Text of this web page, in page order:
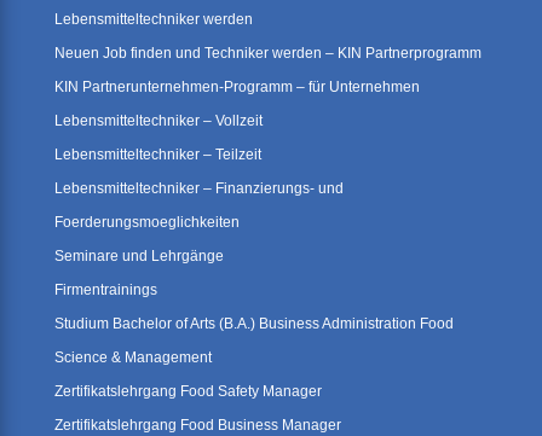
Lebensmitteltechniker werden
Neuen Job finden und Techniker werden – KIN Partnerprogramm
KIN Partnerunternehmen-Programm – für Unternehmen
Lebensmitteltechniker – Vollzeit
Lebensmitteltechniker – Teilzeit
Lebensmitteltechniker – Finanzierungs- und
Foerderungsmoeglichkeiten
Seminare und Lehrgänge
Firmentrainings
Studium Bachelor of Arts (B.A.) Business Administration Food
Science & Management
Zertifikatslehrgang Food Safety Manager
Zertifikatslehrgang Food Business Manager